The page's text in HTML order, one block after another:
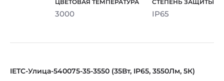
3000 IP65
IETC-Улица-540075-35-3550 (35Вт, IP65, 3550Лм, 5К)